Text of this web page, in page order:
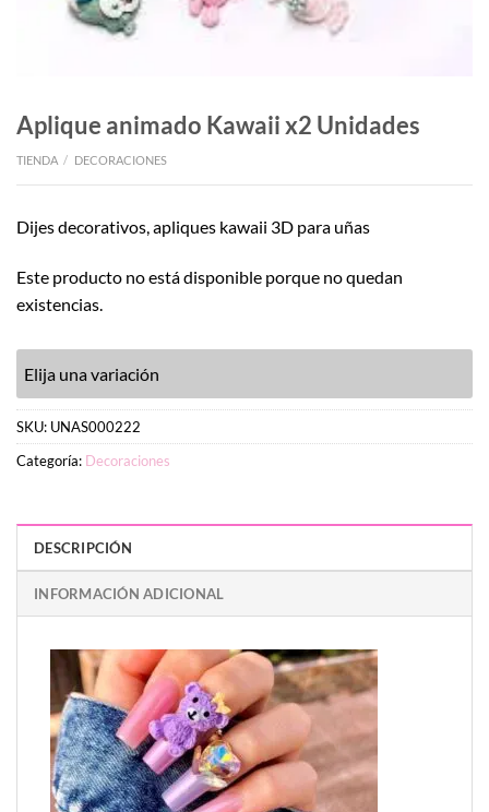
Aplique animado Kawaii x2 Unidades
TIENDA / DECORACIONES
Dijes decorativos, apliques kawaii 3D para uñas
Este producto no está disponible porque no quedan
existencias.
Elija una variación
SKU: UNAS000222
Categoría: Decoraciones
DESCRIPCIÓN
INFORMACIÓN ADICIONAL